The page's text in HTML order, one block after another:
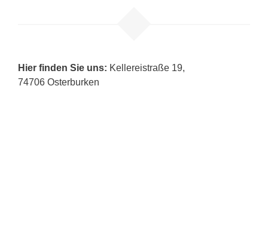
Hier finden Sie uns: Kellereistraße 19,
74706 Osterburken